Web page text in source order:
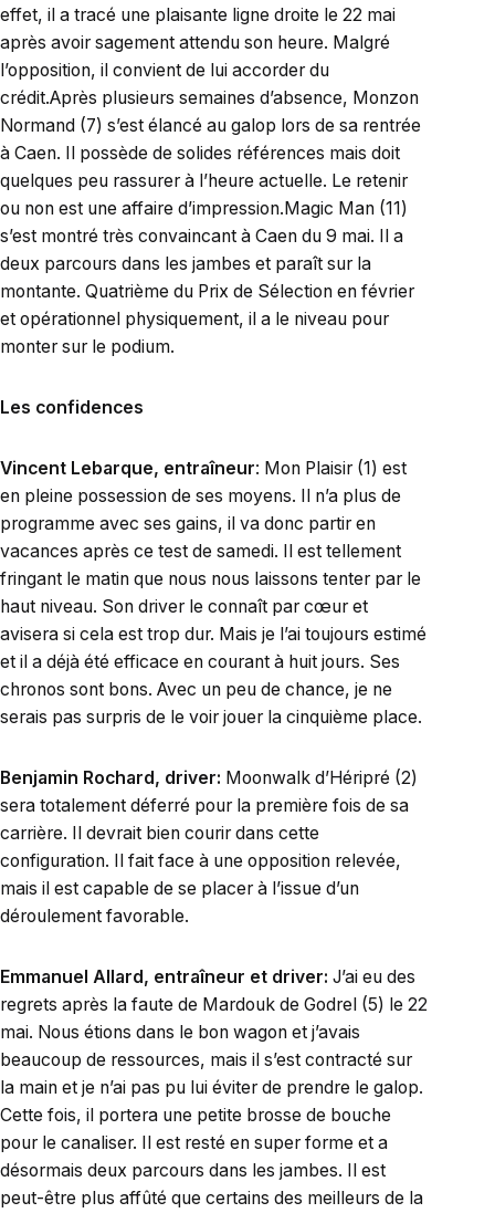
effet, il a tracé une plaisante ligne droite le 22 mai
après avoir sagement attendu son heure. Malgré
l’opposition, il convient de lui accorder du
crédit.Après plusieurs semaines d’absence, Monzon
Normand (7) s’est élancé au galop lors de sa rentrée
à Caen. Il possède de solides références mais doit
quelques peu rassurer à l’heure actuelle. Le retenir
ou non est une affaire d’impression.Magic Man (11)
s’est montré très convaincant à Caen du 9 mai. Il a
deux parcours dans les jambes et paraît sur la
montante. Quatrième du Prix de Sélection en février
et opérationnel physiquement, il a le niveau pour
monter sur le podium.
Les confidences
Vincent Lebarque, entraîneur: Mon Plaisir (1) est
en pleine possession de ses moyens. Il n’a plus de
programme avec ses gains, il va donc partir en
vacances après ce test de samedi. Il est tellement
fringant le matin que nous nous laissons tenter par le
haut niveau. Son driver le connaît par cœur et
avisera si cela est trop dur. Mais je l’ai toujours estimé
et il a déjà été efficace en courant à huit jours. Ses
chronos sont bons. Avec un peu de chance, je ne
serais pas surpris de le voir jouer la cinquième place.
Benjamin Rochard, driver: Moonwalk d’Héripré (2)
sera totalement déferré pour la première fois de sa
carrière. Il devrait bien courir dans cette
configuration. Il fait face à une opposition relevée,
mais il est capable de se placer à l’issue d’un
déroulement favorable.
Emmanuel Allard, entraîneur et driver: J’ai eu des
regrets après la faute de Mardouk de Godrel (5) le 22
mai. Nous étions dans le bon wagon et j’avais
beaucoup de ressources, mais il s’est contracté sur
la main et je n’ai pas pu lui éviter de prendre le galop.
Cette fois, il portera une petite brosse de bouche
pour le canaliser. Il est resté en super forme et a
désormais deux parcours dans les jambes. Il est
peut-être plus affûté que certains des meilleurs de la